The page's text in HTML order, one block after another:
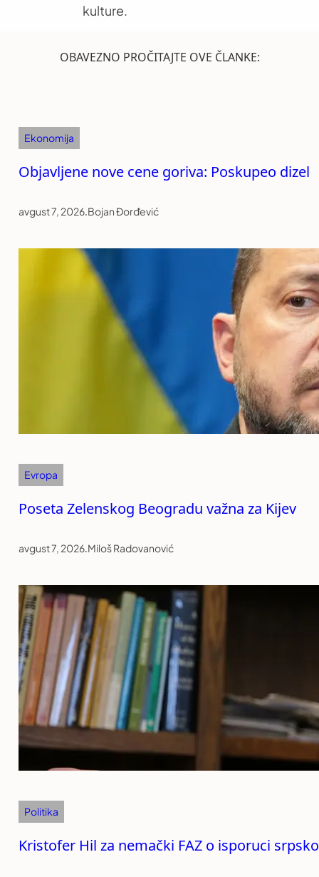
kulture.
OBAVEZNO PROČITAJTE OVE ČLANKE:
Ekonomija
Objavljene nove cene goriva: Poskupeo dizel
avgust 7, 2026.Bojan Đorđević
Evropa
Poseta Zelenskog Beogradu važna za Kijev
avgust 7, 2026.Miloš Radovanović
Politika
Kristofer Hil za nemački FAZ o isporuci